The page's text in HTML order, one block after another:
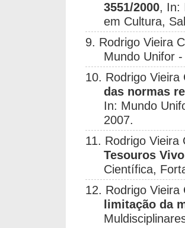
3551/2000, In:
em Cultura,
9. Rodrigo Vieira
Mundo Unifor
10. Rodrigo
das normas
In: Mundo
2007.
11. Rodrigo
Tesouros
Científica,
12. Rodrigo
limitação da